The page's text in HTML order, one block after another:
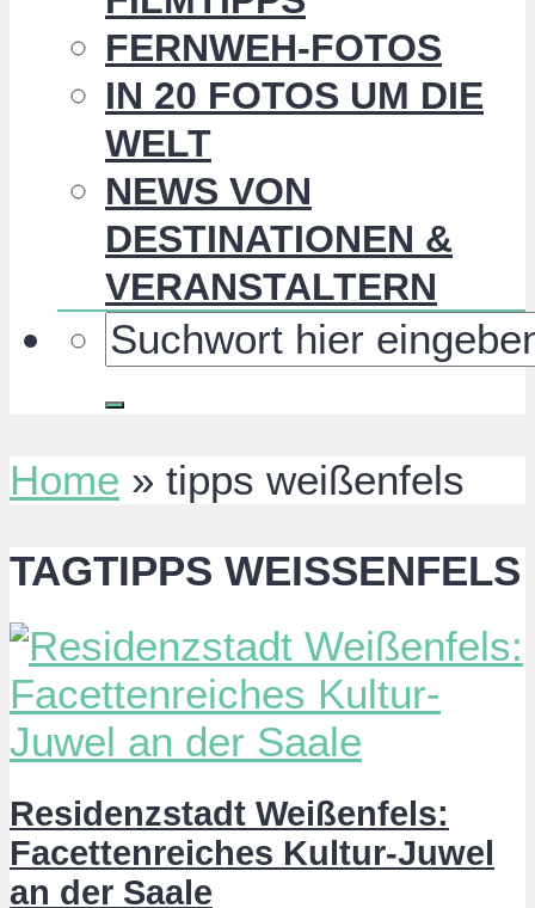
FERNWEH-FOTOS
IN 20 FOTOS UM DIE
WELT
NEWS VON
DESTINATIONEN &
VERANSTALTERN
Home » tipps weißenfels
TAGTIPPS WEISSENFELS
Residenzstadt Weißenfels:
Facettenreiches Kultur-Juwel
an der Saale